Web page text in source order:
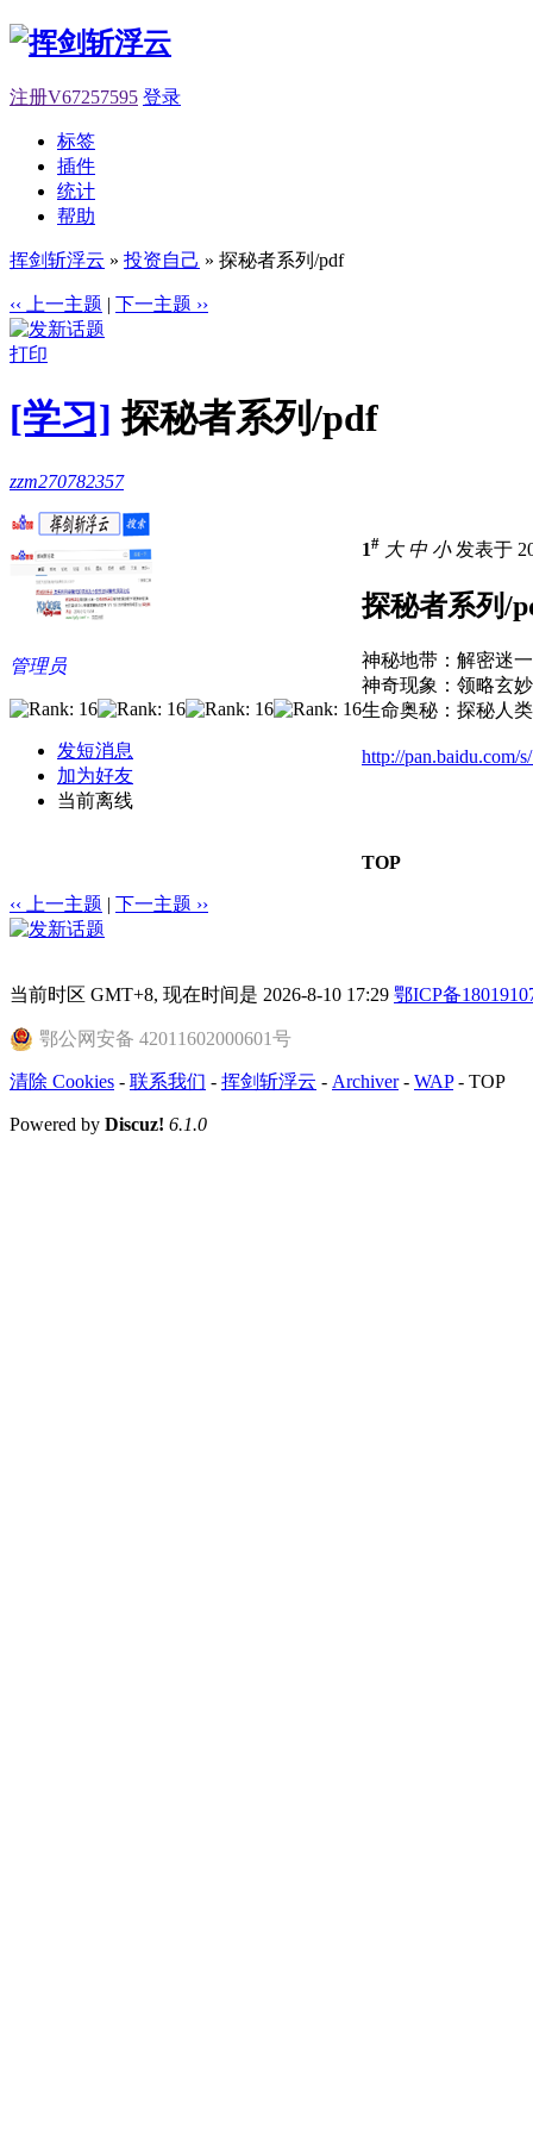
注册V67257595 登录
标签
插件
统计
帮助
挥剑斩浮云 » 投资自己 » 探秘者系列/pdf
‹‹ 上一主题 | 下一主题 ››
打印
[学习] 探秘者系列/pdf
zzm270782357
管理员
发短消息
加为好友
当前离线
1# 大 中 小发表于
探秘者系列/
神秘地带：解密迷
神奇现象：领略玄
生命奥秘：探秘人
http://pan.baidu.com/
TOP
‹‹ 上一主题 | 下一主题 ››
当前时区 GMT+8, 现在时间是 2026-8-10 17:29 鄂ICP备
鄂公网安备 42011602000601号
清除 Cookies - 联系我们 - 挥剑斩浮云 - Archiver- WAP- TOP
Powered by Discuz! 6.1.0